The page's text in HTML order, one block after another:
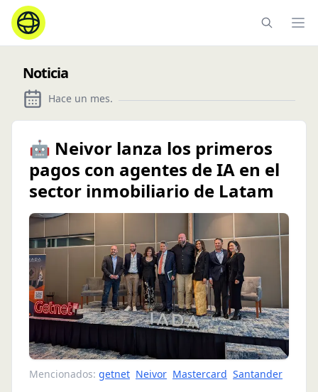
Noticia
Hace un mes.
🤖 Neivor lanza los primeros
pagos con agentes de IA en el
sector inmobiliario de Latam
Mencionados: getnet Neivor Mastercard Santander